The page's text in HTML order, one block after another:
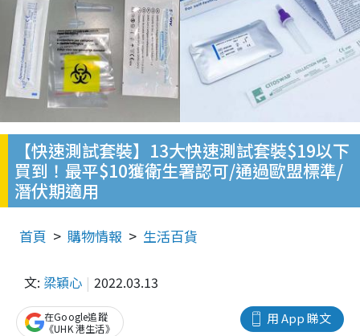
【快速測試套裝】13大快速測試套裝$19以下
買到！最平$10獲衛生署認可/通過歐盟標準/
潛伏期適用
首頁 購物情報 生活百貨
文: 梁穎心 2022.03.13
用 App 睇文
在Google追蹤
《UHK 港生活》